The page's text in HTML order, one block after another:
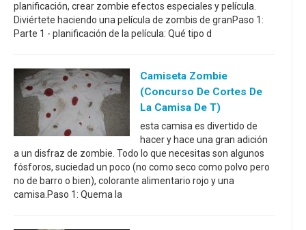
planificación, crear zombie efectos especiales y película.
Diviértete haciendo una película de zombis de granPaso 1:
Parte 1 - planificación de la película: Qué tipo d
Camiseta Zombie
(concurso De Cortes De
La Camisa De T)
esta camisa es divertido de
hacer y hace una gran adición
a un disfraz de zombie. Todo lo que necesitas son algunos
fósforos, suciedad un poco (no como seco como polvo pero
no de barro o bien), colorante alimentario rojo y una
camisa.Paso 1: Quema la